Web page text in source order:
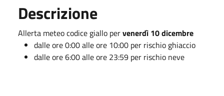
Descrizione
Allerta meteo codice giallo pervenerdì 10 dicembre
dalle ore 0:00 alle ore 10:00 per rischio ghiaccio
dalle ore 6:00 alle ore 23:59 per rischio neve